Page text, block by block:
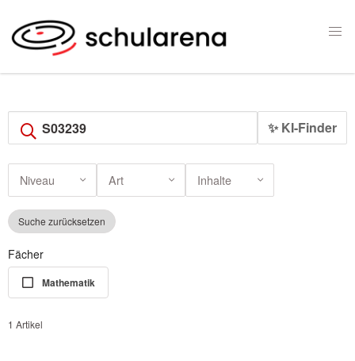
✨ KI-Finder
Niveau Art Inhalte
Suche zurücksetzen
Fächer
Mathematik
1 Artikel